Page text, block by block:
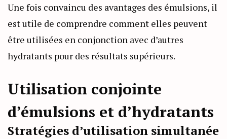
Une fois convaincu des avantages des émulsions, il
est utile de comprendre comment elles peuvent
être utilisées en conjonction avec d’autres
hydratants pour des résultats supérieurs.
Utilisation conjointe
d’émulsions et d’hydratants
Stratégies d’utilisation simultanée